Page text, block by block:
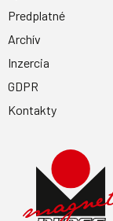
Predplatné
Archív
Inzercia
GDPR
Kontakty